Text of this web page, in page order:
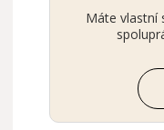
Máte vlastní